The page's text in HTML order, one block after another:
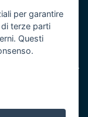
2014/2020 -
per garantire
terze parti
Questi